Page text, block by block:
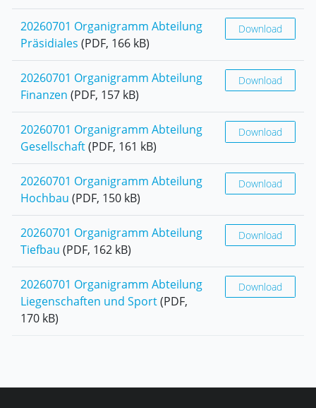
20260701 Organigramm Abteilung
Präsidiales (PDF, 166 kB)
Download
20260701 Organigramm Abteilung
Finanzen (PDF, 157 kB)
Download
20260701 Organigramm Abteilung
Gesellschaft(PDF, 161 kB)
Download
20260701 Organigramm Abteilung
Hochbau (PDF, 150 kB)
Download
20260701 Organigramm Abteilung
Tiefbau (PDF, 162 kB)
Download
20260701 Organigramm Abteilung
Liegenschaften und Sport(PDF,
170 kB)
Download